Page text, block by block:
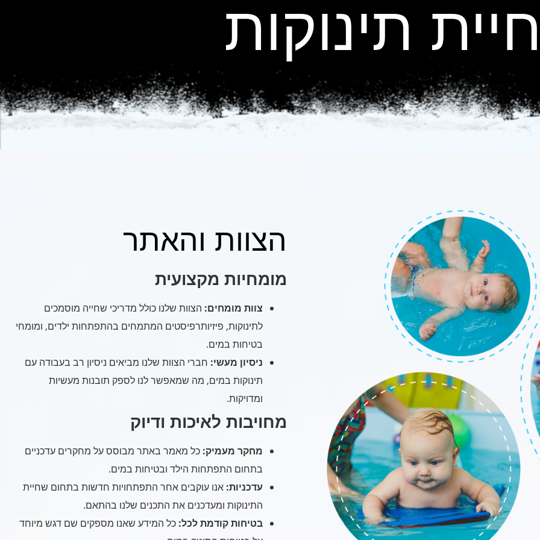
תינוקות
הצוות והאתר
מומחיות מקצועית
צוות מומחים: הצוות שלנו כולל מדריכי שחייה מוסמכים
לתינוקות, פיזיותרפיסטים המתמחים בהתפתחות ילדים, ומומחי
בטיחות במים.
ניסיון מעשי: חברי הצוות שלנו מביאים ניסיון רב בעבודה עם
תינוקות במים, מה שמאפשר לנו לספק תובנות מעשיות
ומדויקות.
מחויבות לאיכות ודיוק
מחקר מעמיק: כל מאמר באתר מבוסס על מחקרים עדכניים
בתחום התפתחות הילד ובטיחות במים.
עדכניות: אנו עוקבים אחר התפתחויות חדשות בתחום שחיית
התינוקות ומעדכנים את התכנים שלנו בהתאם.
בטיחות קודמת לכל: כל המידע שאנו מספקים שם דגש מיוחד